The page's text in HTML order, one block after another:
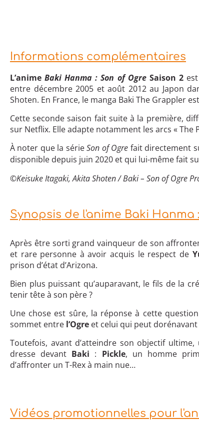
Informations complémentaires
L’animeBaki Hanma : Son of OgreSaison 2est
entre décembre 2005 et août 2012 au Japon
Shoten. En France, le manga Baki The Grappler
Cette seconde saison fait suite à la première,
sur Netflix. Elle adapte notamment les arcs « The
À noter que la sérieSon of Ogre fait directement
disponible depuis juin 2020 et qui lui-même fait
©Keisuke Itagaki, Akita Shoten / Baki – Son of Ogre
Synopsis de l'anime Baki Hanma
Après être sorti grand vainqueur de son
et rare personne à avoir acquis le respect de
prison d’état d’Arizona.
Bien plus puissant qu’auparavant, le fils de la
tenir tête à son père ?
Une chose est sûre, la réponse à cette
sommet entre l’Ogre et celui qui peut
Toutefois, avant d’atteindre son objectif
dresse devant Baki : Pickle, un homme
d’affronter un T-Rex à main nue…
Vidéos promotionnelles pour